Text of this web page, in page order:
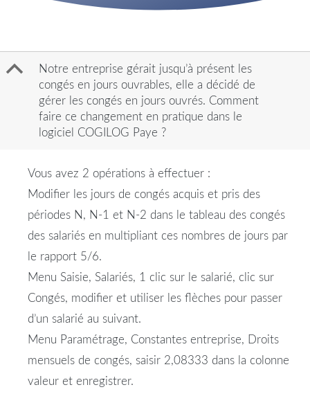
B
Notre entreprise gérait jusqu’à présent les
congés en jours ouvrables, elle a décidé de
gérer les congés en jours ouvrés. Comment
faire ce changement en pratique dans le
logiciel COGILOG Paye ?
Vous avez 2 opérations à effectuer :
Modifier les jours de congés acquis et pris des
périodes N, N-1 et N-2 dans le tableau des congés
des salariés en multipliant ces nombres de jours par
le rapport 5/6.
Menu Saisie, Salariés, 1 clic sur le salarié, clic sur
Congés, modifier et utiliser les flèches pour passer
d’un salarié au suivant.
Menu Paramétrage, Constantes entreprise, Droits
mensuels de congés, saisir 2,08333 dans la colonne
valeur et enregistrer.